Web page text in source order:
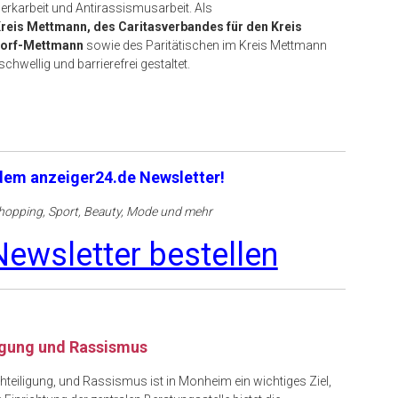
und Antirassismusarbeit. Als
Mettmann, des Caritasverbandes für den Kreis
Mettmann sowie des Paritätischen im Kreis Mettmann
und barrierefrei gestaltet.
anzeiger24.de Newsletter!
Sport, Beauty, Mode und mehr
bestellen
und Rassismus
und Rassismus ist in Monheim ein wichtiges Ziel,